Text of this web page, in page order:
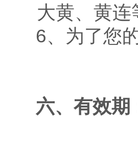
大黄、黄
6、为了您
六、有效期